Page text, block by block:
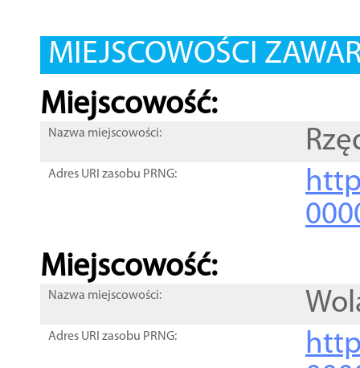
MIEJSCOWOŚCI
Miejscowość:
Nazwa miejscowości:
Adres URI zasobu PRNG:
Miejscowość:
Nazwa miejscowości:
Adres URI zasobu PRNG: